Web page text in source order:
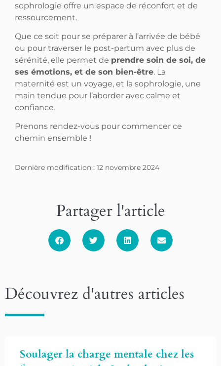
sophrologie offre un espace de réconfort et de
ressourcement.
Que ce soit pour se préparer à l’arrivée de bébé
ou pour traverser le post-partum avec plus de
sérénité, elle permet de prendre soin de soi, de
ses émotions, et de son bien-être. La
maternité est un voyage, et la sophrologie, une
main tendue pour l’aborder avec calme et
confiance.
Prenons rendez-vous pour commencer ce
chemin ensemble !
Dernière modification : 12 novembre 2024
Partager l'article
Découvrez d'autres articles
Soulager la charge mentale chez les